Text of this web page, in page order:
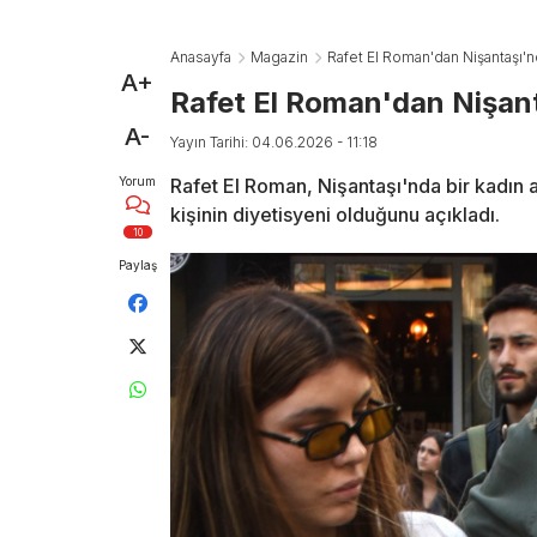
A+
A-
Yorum
10
Paylaş
Anasayfa Magazin Rafet El Roman'dan
Rafet El Roman'dan
Yayın Tarihi: 04.06.2026 - 11:18
Rafet El Roman, Nişantaşı'nda bir kadın
kişinin diyetisyeni olduğunu açıkladı.